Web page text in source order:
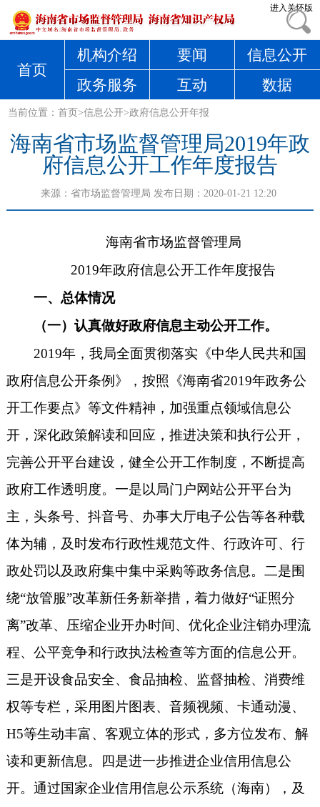
进入关怀版
首页
机构介绍 要闻
信息公开
政务服务
互动 数据
当前位置：首页>信息公开>政府信息公开年报
海南省市场监督管理局2019年政
府信息公开工作年度报告
来源： 省市场监督管理局 发布日期：2020-01-21 12:20
海南省市场监督管理局
2019年政府信息公开工作年度报告
一、总体情况
（一）认真做好政府信息主动公开工作。
2019年，我局全面贯彻落实《中华人民共和国
政府信息公开条例》，按照《海南省2019年政务公
开工作要点》等文件精神，加强重点领域信息公
开，深化政策解读和回应，推进决策和执行公开，
完善公开平台建设，健全公开工作制度，不断提高
政府工作透明度。一是以局门户网站公开平台为
主，头条号、抖音号、办事大厅电子公告等各种载
体为辅，及时发布行政性规范文件、行政许可、行
政处罚以及政府集中集中采购等政务信息。二是围
绕“放管服”改革新任务新举措，着力做好“证照分
离”改革、压缩企业开办时间、优化企业注销办理流
程、公平竞争和行政执法检查等方面的信息公开。
三是开设食品安全、食品抽检、监督抽检、消费维
权等专栏，采用图片图表、音频视频、卡通动漫、
H5等生动丰富、客观立体的形式，多方位发布、解
读和更新信息。四是进一步推进企业信用信息公
开。通过国家企业信用信息公示系统（海南），及